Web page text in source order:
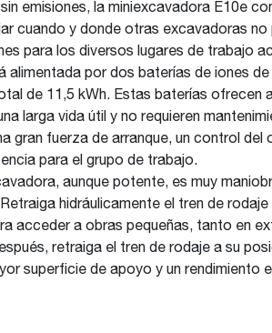
emisiones, la miniexcavadora E10e
cuando y donde otras excavadoras
para los diversos lugares de trabajo
alimentada por dos baterías de iones
de 11,5 kWh. Estas baterías ofrecen
larga vida útil y no requieren
gran fuerza de arranque, un control del
para el grupo de trabajo.
aunque potente, es muy
hidráulicamente el tren de
acceder a obras pequeñas, tanto en
retraiga el tren de rodaje a su
superficie de apoyo y un rendimiento